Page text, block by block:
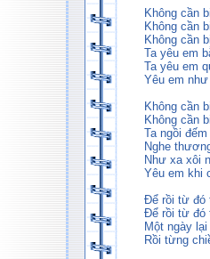
Không cần
Không cần
Không cần
Ta yêu em
Ta yêu em
Yêu em
Không cần
Không cần
Ta ngồi
Nghe
Như xa xôi
Yêu em khi
Để rồi từ đó
Để rồi từ đó
Một ngày
Rồi từng